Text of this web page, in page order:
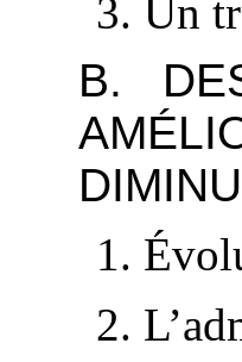
3. Un
B.
1.
2.